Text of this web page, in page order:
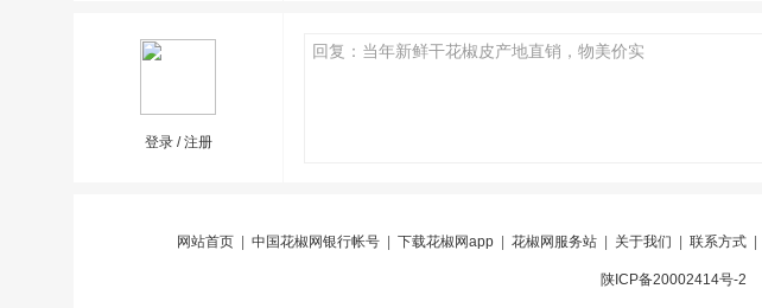
登录/注册
网站首页| 中国花椒网银行帐号| 下载花椒网app| 花椒网服务站| 关于我们 联系方式|
陕ICP备20002414号-2